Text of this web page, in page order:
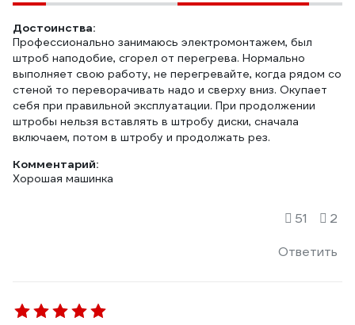
Достоинства:
Профессионально занимаюсь электромонтажем, был
штроб наподобие, сгорел от перегрева. Нормально
выполняет свою работу, не перегревайте, когда рядом со
стеной то переворачивать надо и сверху вниз. Окупает
себя при правильной эксплуатации. При продолжении
штробы нельзя вставлять в штробу диски, сначала
Комментарий:
Хорошая машинка
Ответить
51 2